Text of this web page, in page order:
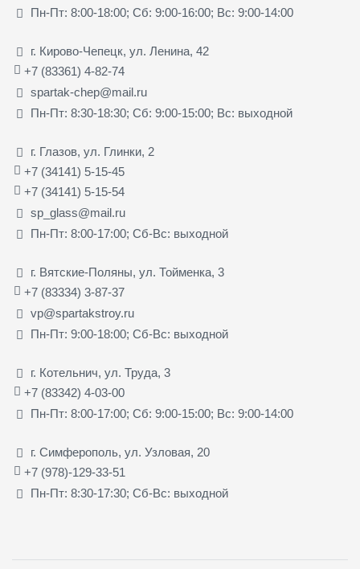
Пн-Пт: 8:00-18:00; Сб: 9:00-16:00; Вс: 9:00-14:00
г. Кирово-Чепецк, ул. Ленина, 42
+7 (83361) 4-82-74
spartak-chep@mail.ru
Пн-Пт: 8:30-18:30; Сб: 9:00-15:00; Вс: выходной
г. Глазов, ул. Глинки, 2
+7 (34141) 5-15-45
+7 (34141) 5-15-54
sp_glass@mail.ru
Пн-Пт: 8:00-17:00; Сб-Вс: выходной
г. Вятские-Поляны, ул. Тойменка, 3
+7 (83334) 3-87-37
vp@spartakstroy.ru
Пн-Пт: 9:00-18:00; Сб-Вс: выходной
г. Котельнич, ул. Труда, 3
+7 (83342) 4-03-00
Пн-Пт: 8:00-17:00; Сб: 9:00-15:00; Вс: 9:00-14:00
г. Симферополь, ул. Узловая, 20
+7 (978)-129-33-51
Пн-Пт: 8:30-17:30; Сб-Вс: выходной